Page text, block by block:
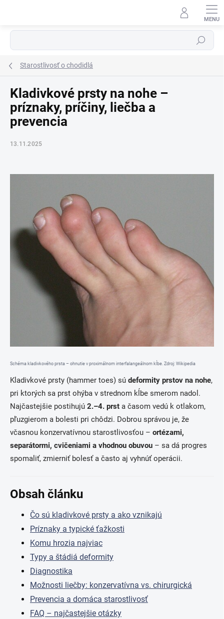
Hľadať
Starostlivosť o chodidlá
Kladivkové prsty na nohe –
príznaky, príčiny, liečba a
prevencia
13.11.2025
Schéma kladivkového prsta – ohnutie v proximálnom interfalangeálnom kĺbe. Zdroj: Wikipedia
Kladivkové prsty (hammer toes) sú deformity prstov na nohe,
pri ktorých sa prst ohýba v strednom kĺbe smerom nadol.
Najčastejšie postihujú 2.–4. prst a časom vedú k otlakom,
pľuzgierom a bolesti pri chôdzi. Dobrou správou je, že
včasnou konzervatívnou starostlivosťou – ortézami,
separátormi, cvičeniami a vhodnou obuvou – sa dá progres
spomaliť, zmierniť bolesť a často aj vyhnúť operácii.
Obsah článku
Čo sú kladivkové prsty a ako vznikajú
Príznaky a typické ťažkosti
Komu hrozia najviac
Typy a štádiá deformity
Diagnostika
Možnosti liečby: konzervatívna vs. chirurgická
Prevencia a domáca starostlivosť
FAQ – najčastejšie otázky